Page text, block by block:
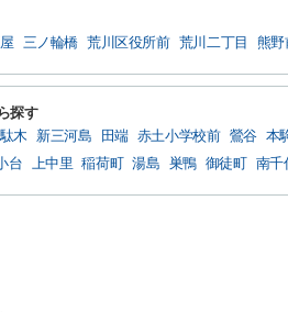
三ノ輪橋 荒川区役所前 荒川二丁目 熊野
探す
木 新三河島 田端 赤土小学校前 鶯谷 本
台 上中里 稲荷町 湯島 巣鴨 御徒町 南千